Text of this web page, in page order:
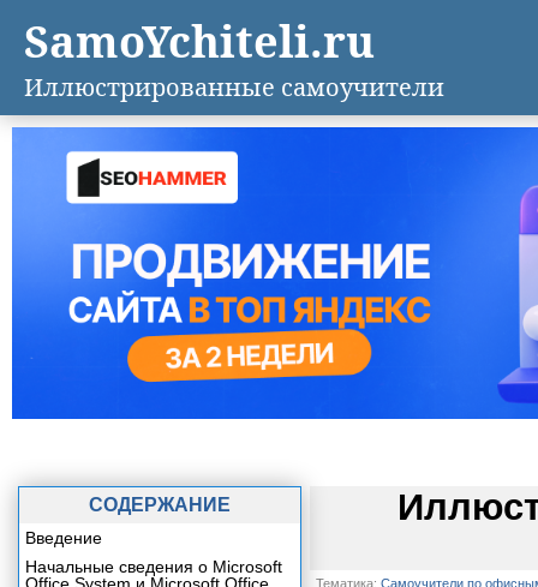
Тематика: Самоучители по
СОДЕРЖАНИЕ
Введение
Начальные сведения о Microsoft
SamoYchiteli.ru
Иллюстрированные самоучители